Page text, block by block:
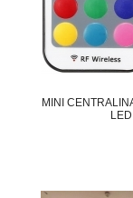
MINI